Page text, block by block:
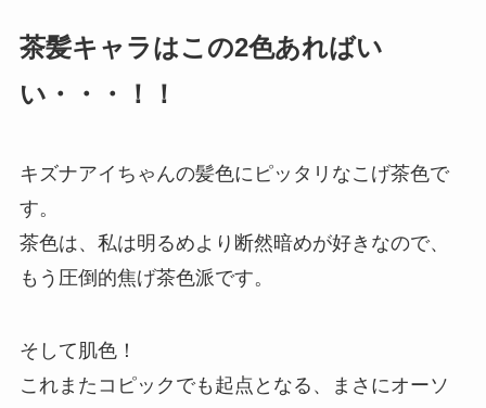
茶髪キャラはこの2色あればい
い・・・！！
キズナアイちゃんの髪色にピッタリなこげ茶色で
す。
茶色は、私は明るめより断然暗めが好きなので、
もう圧倒的焦げ茶色派です。
そして肌色！
これまたコピックでも起点となる、まさにオーソ